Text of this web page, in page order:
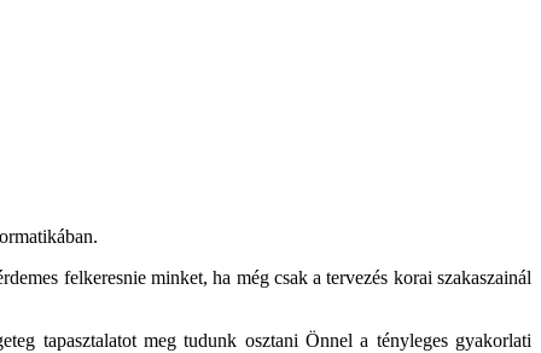
felkeresnie minket, ha még csak a tervezés korai szakaszainál
tapasztalatot meg tudunk osztani Önnel a tényleges gyakorlati